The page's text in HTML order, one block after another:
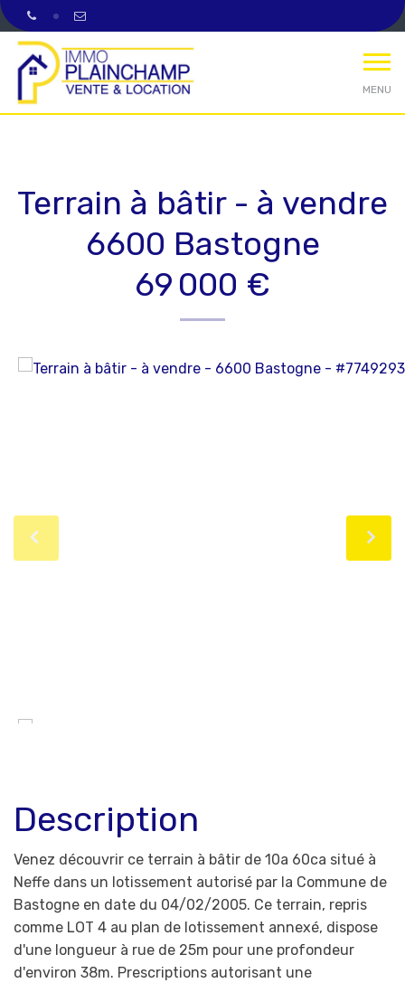
MENU
Terrain à bâtir - à vendre
6600 Bastogne
69 000 €
Description
Venez découvrir ce terrain à bâtir de 10a 60ca situé à
Neffe dans un lotissement autorisé par la Commune de
Bastogne en date du 04/02/2005. Ce terrain, repris
comme LOT 4 au plan de lotissement annexé, dispose
d'une longueur à rue de 25m pour une profondeur
d'environ 38m. Prescriptions autorisant une